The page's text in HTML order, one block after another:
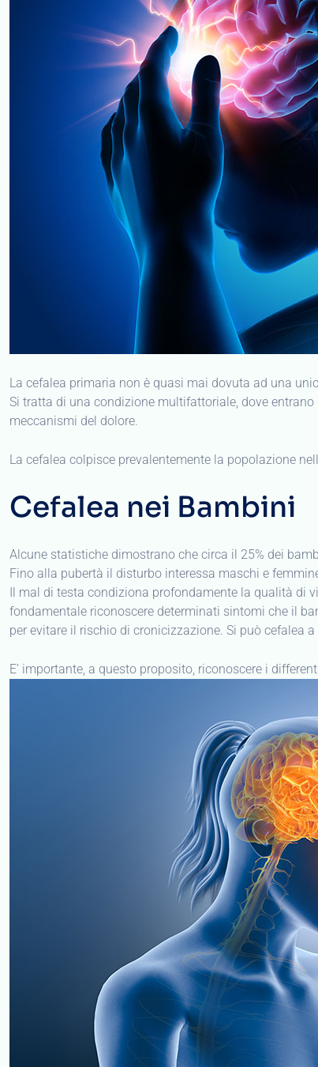
La cefalea primaria non è quasi mai dovuta ad una
Si tratta di una condizione multifattoriale, dove
meccanismi del dolore.
La cefalea colpisce prevalentemente la popolazione
Cefalea nei Bambini
Alcune statistiche dimostrano che circa il 25% dei
Fino alla pubertà il disturbo interessa maschi e
Il mal di testa condiziona profondamente la qualità di
fondamentale riconoscere determinati sintomi che il
per evitare il rischio di cronicizzazione. Si può cefalea
E’ importante, a questo proposito, riconoscere i